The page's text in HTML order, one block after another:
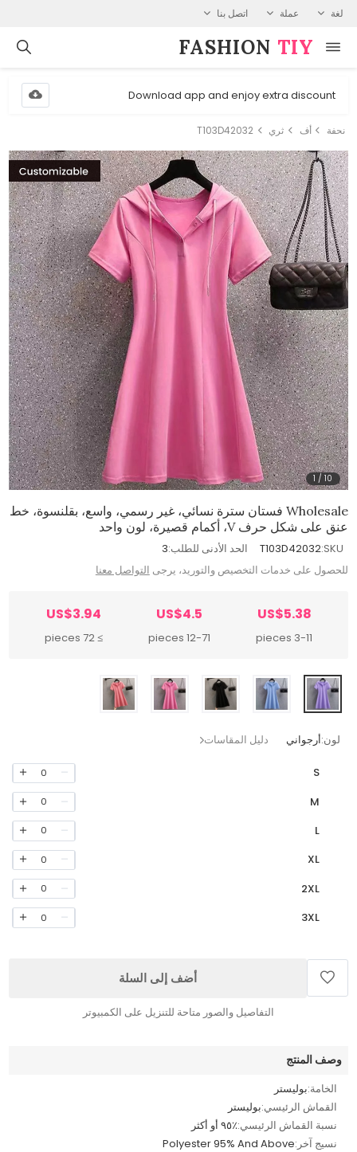
لغة عملة اتصل بنا
FASHION⁠ TIY
Download app and enjoy extra discount
نحفة أف ثري T103D42032
1 /10
Wholesale فستان سترة نسائي، غير رسمي، واسع، بقلنسوة، خط
عنق على شكل حرف V، أكمام قصيرة، لون واحد
SKU:
T103D42032 الحد الأدنى للطلب:3
للحصول على خدمات التخصيص والتوريد، يرجى التواصل معنا
US$5.38
3-11 pieces
US$4.5
12-71 pieces
US$3.94
≥ 72 pieces
لون:أرجواني دليل المقاسات
S
0
M
0
L
0
XL
0
2XL
0
3XL
0
أضف إلى السلة
التفاصيل والصور متاحة للتنزيل على الكمبيوتر
وصف المنتج
الخامة:بوليستر
القماش الرئيسي:بوليستر
نسبة القماش الرئيسي:٪٩٥ أو أكثر
نسيج آخر:Polyester 95% And Above